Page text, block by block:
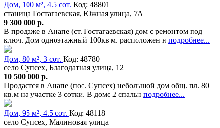
Дом, 100 м², 4.5 сот. Код: 48801
станица Гостагаевская, Южная улица, 7А
9 300 000 р.
В продаже в Анапе (ст. Гостагаевская) дом с ремонтом под
ключ. Дом одноэтажный 100кв.м. расположен н подробнее...
Дом, 80 м², 3 сот. Код: 48780
село Супсех, Благодатная улица, 12
10 500 000 р.
Продается в Анапе (пос. Супсех) небольшой дом общ. пл. 80
кв.м на участке 3 сотки. В доме 2 спальн подробнее...
Дом, 95 м², 4.5 сот. Код: 48118
село Супсех, Малиновая улица